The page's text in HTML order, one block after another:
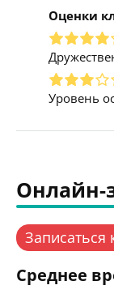
Оценки
Уровень
Онлайн-
Записаться
Среднее